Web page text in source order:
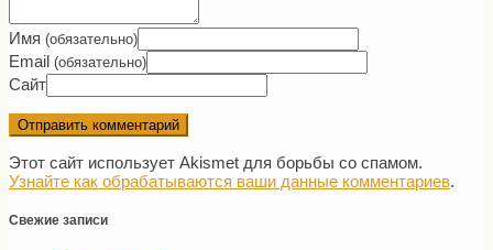
Имя (обязательно)
Email (обязательно)
Сайт
Этот сайт использует Akismet для борьбы со спамом.
Узнайте как обрабатываются ваши данные комментариев.
Свежие записи